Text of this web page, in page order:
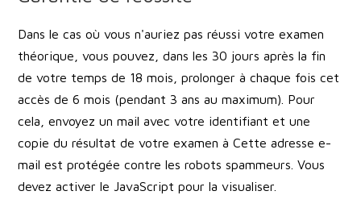
Dans le cas où vous n'auriez pas réussi votre examen
théorique, vous pouvez, dans les 30 jours après la fin
de votre temps de 18 mois, prolonger à chaque fois cet
accès de 6 mois (pendant 3 ans au maximum). Pour
cela, envoyez un mail avec votre identifiant et une
copie du résultat de votre examen à Cette adresse e-
mail est protégée contre les robots spammeurs. Vous
devez activer le JavaScript pour la visualiser.